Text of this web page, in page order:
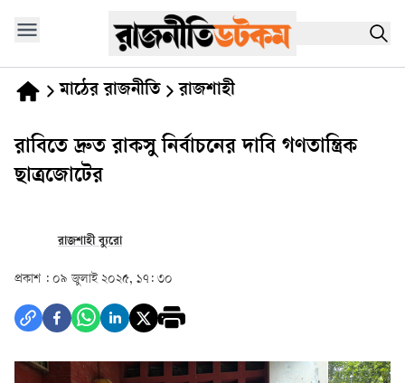
মাঠের রাজনীতি রাজশাহী
রাবিতে দ্রুত রাকসু নির্বাচনের দাবি গণতান্ত্রিক
ছাত্রজোটের
রাজশাহী ব্যুরো
প্রকাশ : ০৯ জুলাই ২০২৫, ১৭: ৩০